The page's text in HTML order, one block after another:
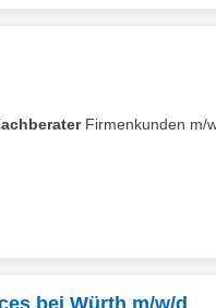
Firmenkunden m⁠/⁠
bei Würth m/w/d